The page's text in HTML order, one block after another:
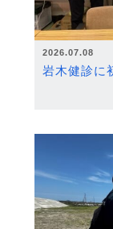
2026.07.08
岩木健診に